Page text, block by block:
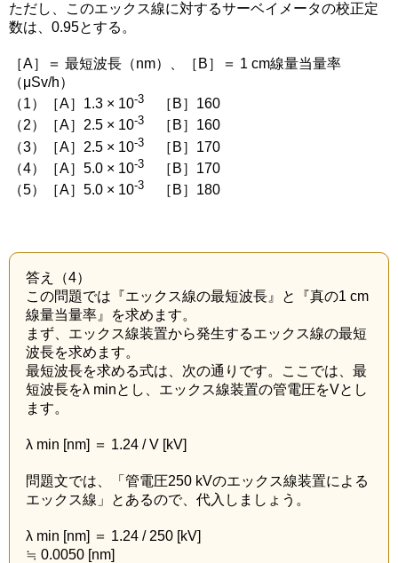
ただし、このエックス線に対するサーベイメータの校正定
数は、0.95とする。
［A］＝ 最短波長（nm）、［B］＝ 1 cm線量当量率
（μSv/h）
（1）［A］1.3 × 10-3 ［B］160
（2）［A］2.5 × 10-3 ［B］160
（3）［A］2.5 × 10-3 ［B］170
（4）［A］5.0 × 10-3 ［B］170
（5）［A］5.0 × 10-3 ［B］180
答え（4）
この問題では『エックス線の最短波長』と『真の1 cm
線量当量率』を求めます。
まず、エックス線装置から発生するエックス線の最短
波長を求めます。
最短波長を求める式は、次の通りです。ここでは、最
短波長をλ minとし、エックス線装置の管電圧をVとし
ます。
λ min [nm] ＝ 1.24 / V [kV]
問題文では、「管電圧250 kVのエックス線装置による
エックス線」とあるので、代入しましょう。
λ min [nm] ＝ 1.24 / 250 [kV]
≒ 0.0050 [nm]